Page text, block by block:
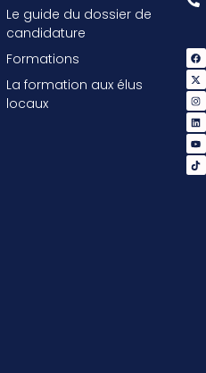
Le guide du dossier de
candidature
Formations
La formation aux élus
locaux